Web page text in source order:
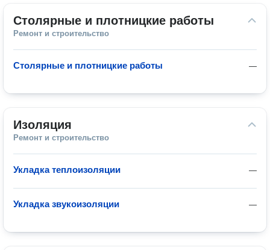
Столярные и плотницкие работы
Ремонт и строительство
—
Столярные и плотницкие работы
Изоляция
Ремонт и строительство
—
Укладка теплоизоляции
—
Укладка звукоизоляции